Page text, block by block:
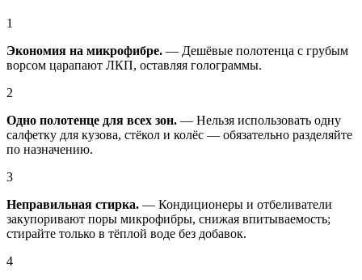
1
Экономия на микрофибре. — Дешёвые полотенца с грубым
ворсом царапают ЛКП, оставляя голограммы.
2
Одно полотенце для всех зон. — Нельзя использовать одну
салфетку для кузова, стёкол и колёс — обязательно разделяйте
по назначению.
3
Неправильная стирка. — Кондиционеры и отбеливатели
закупоривают поры микрофибры, снижая впитываемость;
стирайте только в тёплой воде без добавок.
4